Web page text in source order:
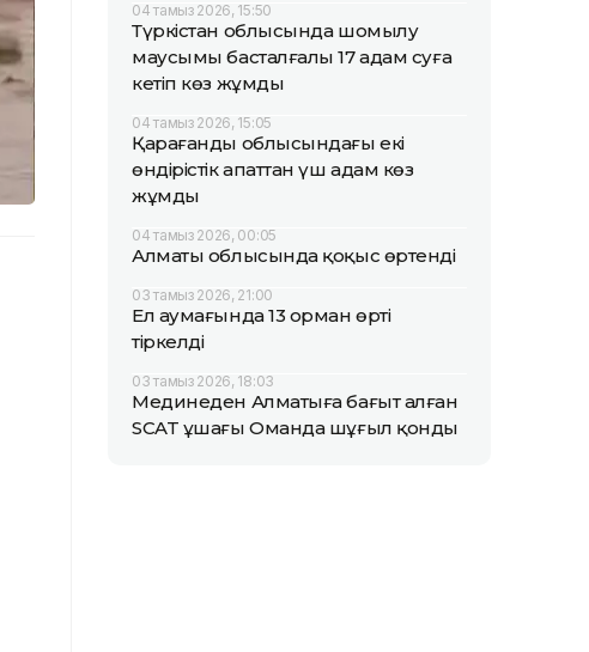
04 тамыз 2026, 15:50
Түркістан облысында шомылу
маусымы басталғалы 17 адам суға
кетіп көз жұмды
04 тамыз 2026, 15:05
Қарағанды облысындағы екі
өндірістік апаттан үш адам көз
жұмды
04 тамыз 2026, 00:05
Алматы облысында қоқыс өртенді
03 тамыз 2026, 21:00
Ел аумағында 13 орман өрті
тіркелді
03 тамыз 2026, 18:03
Мединеден Алматыға бағыт алған
SCAT ұшағы Оманда шұғыл қонды